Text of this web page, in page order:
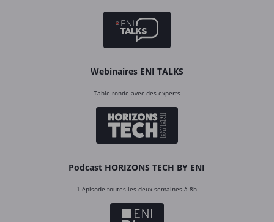
Webinaires ENI TALKS
Table ronde avec des experts
Podcast HORIZONS TECH BY ENI
1 épisode toutes les deux semaines à 8h